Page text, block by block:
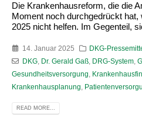
Die Krankenhausreform, die die
Moment noch durchgedrückt
2025 nicht helfen. Im Gegenteil,
14. Januar 2025
DKG-
DKG, Dr. Gerald Gaß, DRG-System,
Gesundheitsversorgung
Krankenhausplanung
READ MORE...